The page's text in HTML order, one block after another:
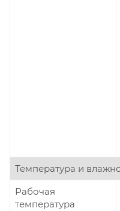
Температура и
Рабочая
температура